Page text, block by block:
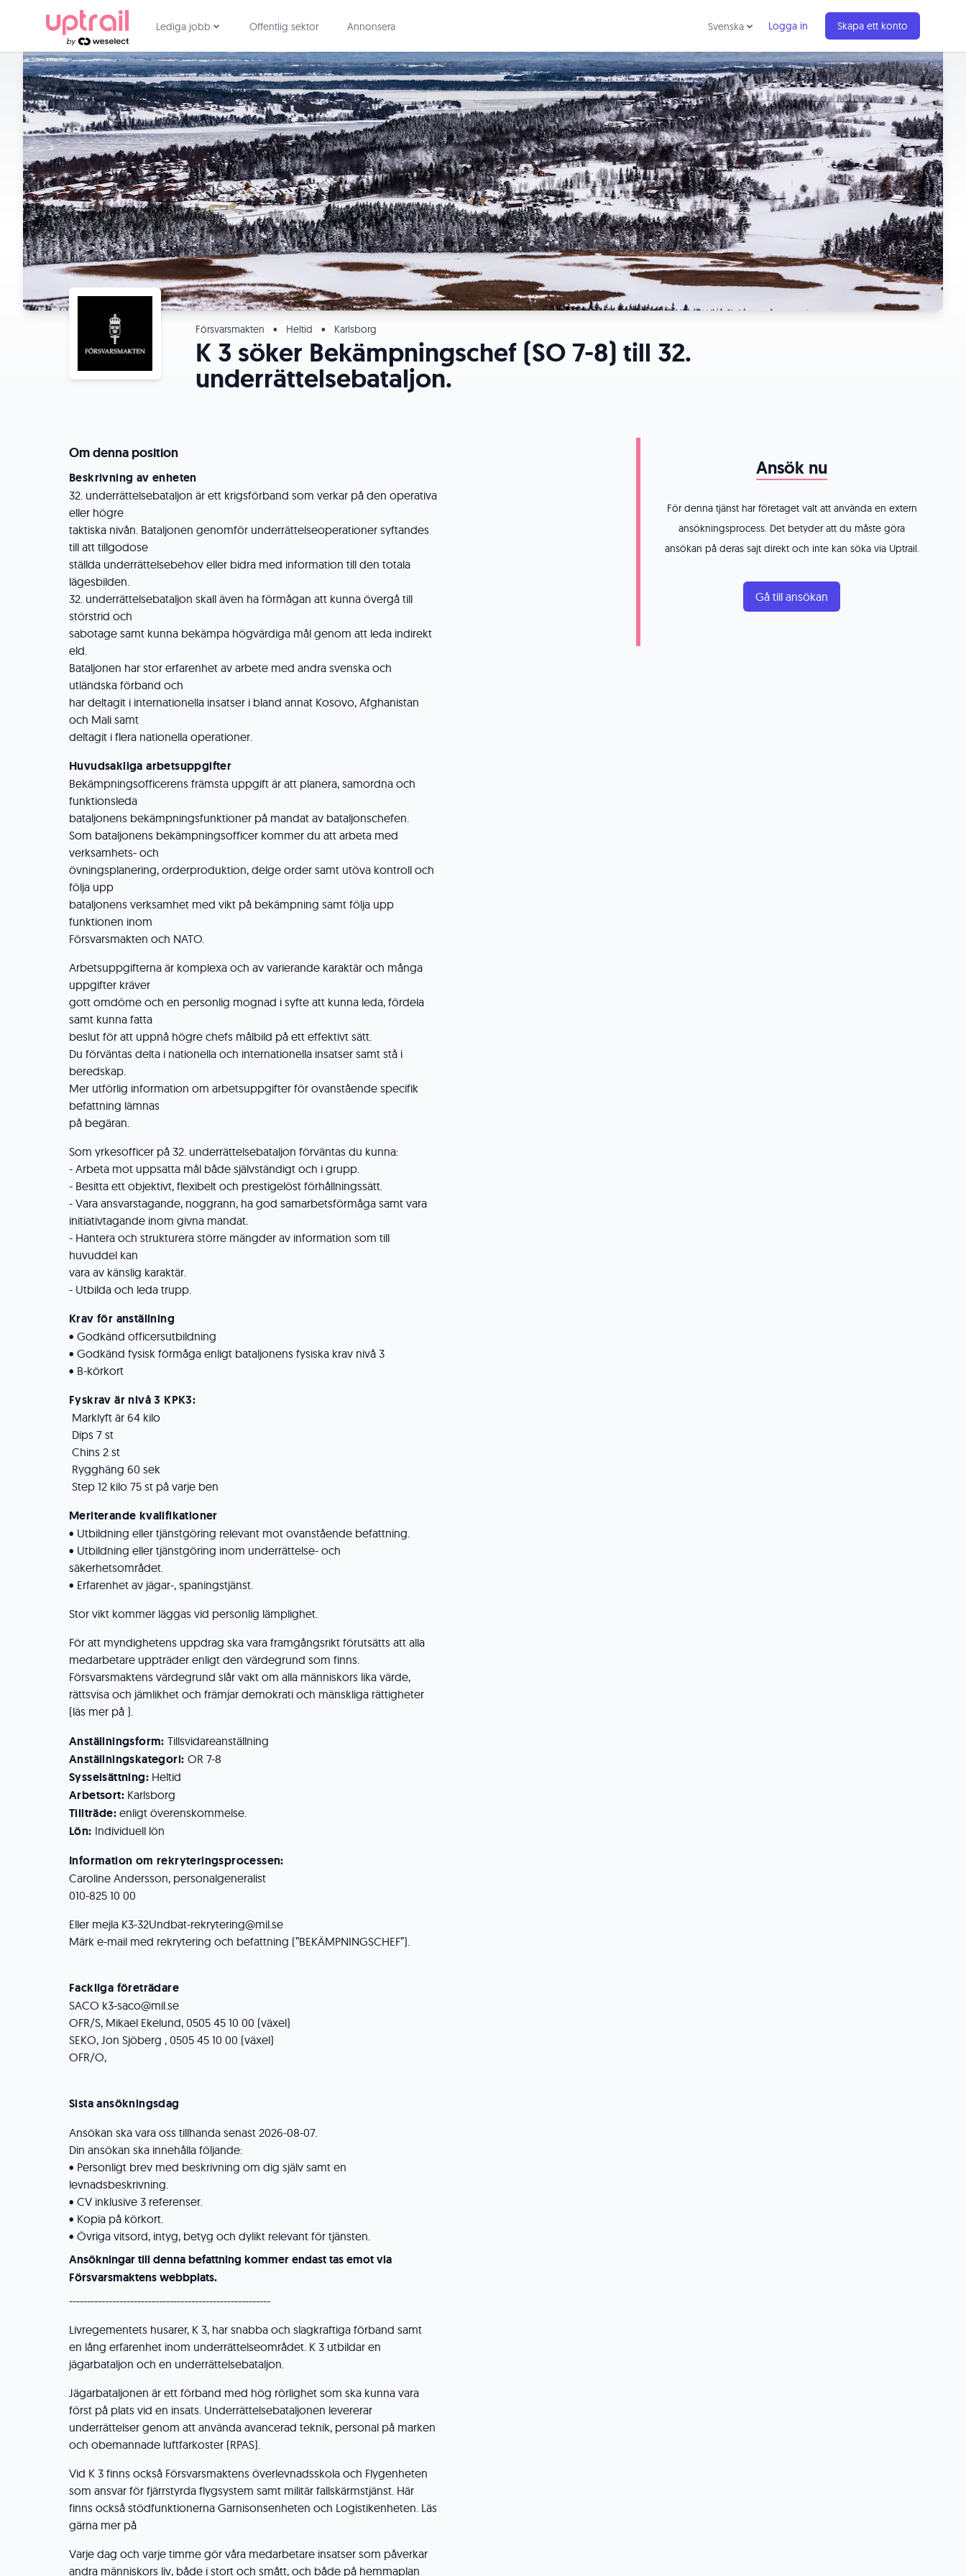
Lediga jobb Offentlig sektor Annonsera Svenska Logga in Skapa ett konto
Försvarsmakten • Heltid • Karlsborg
K 3 söker Bekämpningschef (SO 7-8) till 32.
underrättelsebataljon.
Om denna position
Beskrivning av enheten
32. underrättelsebataljon är ett krigsförband som verkar på den operativa
eller högre
taktiska nivån. Bataljonen genomför underrättelseoperationer syftandes
till att tillgodose
ställda underrättelsebehov eller bidra med information till den totala
lägesbilden.
32. underrättelsebataljon skall även ha förmågan att kunna övergå till
störstrid och
sabotage samt kunna bekämpa högvärdiga mål genom att leda indirekt
eld.
Bataljonen har stor erfarenhet av arbete med andra svenska och
utländska förband och
har deltagit i internationella insatser i bland annat Kosovo, Afghanistan
och Mali samt
deltagit i flera nationella operationer.
Huvudsakliga arbetsuppgifter
Bekämpningsofficerens främsta uppgift är att planera, samordna och
funktionsleda
bataljonens bekämpningsfunktioner på mandat av bataljonschefen.
Som bataljonens bekämpningsofficer kommer du att arbeta med
verksamhets- och
övningsplanering, orderproduktion, delge order samt utöva kontroll och
följa upp
bataljonens verksamhet med vikt på bekämpning samt följa upp
funktionen inom
Försvarsmakten och NATO.
Arbetsuppgifterna är komplexa och av varierande karaktär och många
uppgifter kräver
gott omdöme och en personlig mognad i syfte att kunna leda, fördela
samt kunna fatta
beslut för att uppnå högre chefs målbild på ett effektivt sätt.
Du förväntas delta i nationella och internationella insatser samt stå i
beredskap.
Mer utförlig information om arbetsuppgifter för ovanstående specifik
befattning lämnas
på begäran.
Som yrkesofficer på 32. underrättelsebataljon förväntas du kunna:
- Arbeta mot uppsatta mål både självständigt och i grupp.
- Besitta ett objektivt, flexibelt och prestigelöst förhållningssätt.
- Vara ansvarstagande, noggrann, ha god samarbetsförmåga samt vara
initiativtagande inom givna mandat.
- Hantera och strukturera större mängder av information som till
huvuddel kan
vara av känslig karaktär.
- Utbilda och leda trupp.
Krav för anställning
• Godkänd officersutbildning
• Godkänd fysisk förmåga enligt bataljonens fysiska krav nivå 3
• B-körkort
Fyskrav är nivå 3 KPK3:
Marklyft är 64 kilo
Dips 7 st
Chins 2 st
Rygghäng 60 sek
Step 12 kilo 75 st på varje ben
Meriterande kvalifikationer
• Utbildning eller tjänstgöring relevant mot ovanstående befattning.
• Utbildning eller tjänstgöring inom underrättelse- och
säkerhetsområdet.
• Erfarenhet av jägar-, spaningstjänst.
Stor vikt kommer läggas vid personlig lämplighet.
För att myndighetens uppdrag ska vara framgångsrikt förutsätts att alla
medarbetare uppträder enligt den värdegrund som finns.
Försvarsmaktens värdegrund slår vakt om alla människors lika värde,
rättsvisa och jämlikhet och främjar demokrati och mänskliga rättigheter
(läs mer på ).
Anställningsform:Tillsvidareanställning
Anställningskategori: OR 7-8
Sysselsättning: Heltid
Arbetsort: Karlsborg
Tillträde: enligt överenskommelse.
Lön: Individuell lön
Information om rekryteringsprocessen:
Caroline Andersson, personalgeneralist
010-825 10 00
Eller mejla K3-32Undbat-rekrytering@mil.se
Märk e-mail med rekrytering och befattning (”BEKÄMPNINGSCHEF”).
Fackliga företrädare
SACO k3-saco@mil.se
OFR/S, Mikael Ekelund, 0505 45 10 00 (växel)
SEKO, Jon Sjöberg , 0505 45 10 00 (växel)
OFR/O,
Sista ansökningsdag
Ansökan ska vara oss tillhanda senast 2026-08-07.
Din ansökan ska innehålla följande:
• Personligt brev med beskrivning om dig själv samt en
levnadsbeskrivning.
• CV inklusive 3 referenser.
• Kopia på körkort.
• Övriga vitsord, intyg, betyg och dylikt relevant för tjänsten.
Ansökningar till denna befattning kommer endast tas emot via
Försvarsmaktens webbplats.
--------------------------------------------------------
Livregementets husarer, K 3, har snabba och slagkraftiga förband samt
en lång erfarenhet inom underrättelseområdet. K 3 utbildar en
jägarbataljon och en underrättelsebataljon.
Jägarbataljonen är ett förband med hög rörlighet som ska kunna vara
först på plats vid en insats. Underrättelsebataljonen levererar
underrättelser genom att använda avancerad teknik, personal på marken
och obemannade luftfarkoster (RPAS).
Vid K 3 finns också Försvarsmaktens överlevnadsskola och Flygenheten
som ansvar för fjärrstyrda flygsystem samt militär fallskärmstjänst. Här
finns också stödfunktionerna Garnisonsenheten och Logistikenheten. Läs
gärna mer på
Varje dag och varje timme gör våra medarbetare insatser som påverkar
andra människors liv, både i stort och smått, och både på hemmaplan
Ansök nu
För denna tjänst har företaget valt att använda en extern
ansökningsprocess. Det betyder att du måste göra
ansökan på deras sajt direkt och inte kan söka via Uptrail.
Gå till ansökan